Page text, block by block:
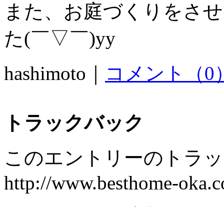
また、お庭づくりをさ
た(￣▽￣)yy
hashimoto｜
コメント（0
トラックバック
このエントリーのトラ
http://www.besthome-